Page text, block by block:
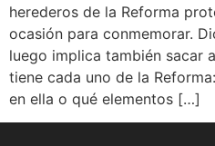
herederos de la Reforma
ocasión para conmemorar.
luego implica también sacar
tiene cada uno de la
en ella o qué elementos […]